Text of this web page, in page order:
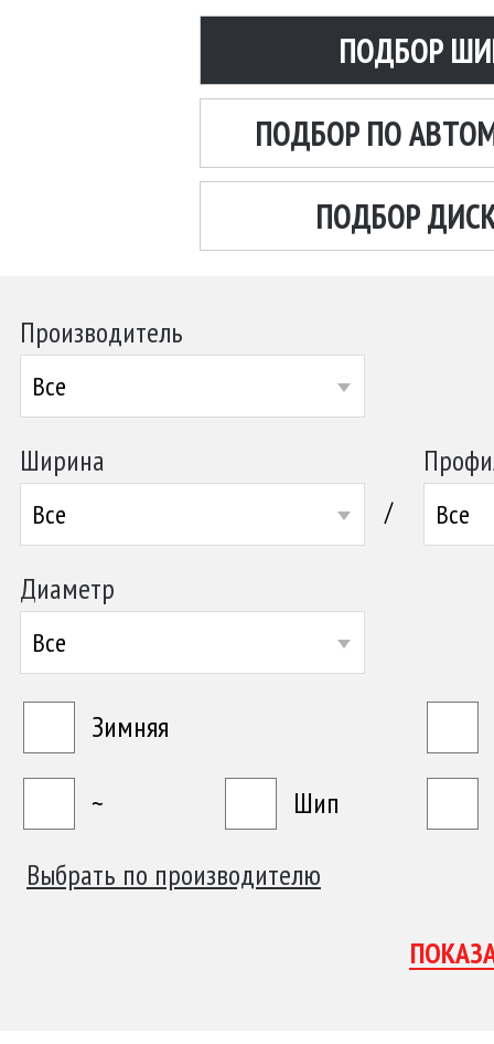
ПОДБОР
ПОДБОР ПО
ПОДБОР
Производитель
Все
Ширина
Все / Все
Диаметр
Все
Зимняя
~
Шип
Выбрать по производителю